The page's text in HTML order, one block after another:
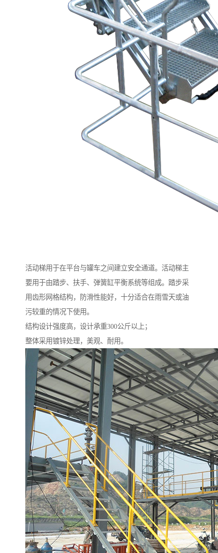
活动梯用于在平台与罐车之间建立安全通道。活动梯主
要用于由踏步、扶手、弹簧缸平衡系统等组成。踏步采
用齿形网格结构，防滑性能好，十分适合在雨雪天或油
污较重的情况下使用。
结构设计强度高，设计承重300公斤以上；
整体采用镀锌处理，美观、耐用。